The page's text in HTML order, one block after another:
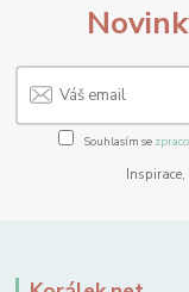
Souhlasím se